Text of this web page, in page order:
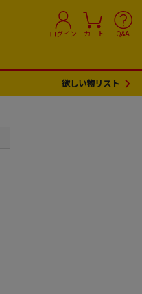
ログイン カート Q&A
欲しい物リスト